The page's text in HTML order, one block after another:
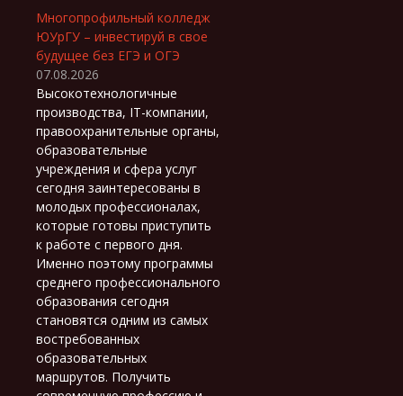
Многопрофильный колледж
ЮУрГУ – инвестируй в свое
будущее без ЕГЭ и ОГЭ
07.08.2026
Высокотехнологичные
производства, IT-компании,
правоохранительные органы,
образовательные
учреждения и сфера услуг
сегодня заинтересованы в
молодых профессионалах,
которые готовы приступить
к работе с первого дня.
Именно поэтому программы
среднего профессионального
образования сегодня
становятся одним из самых
востребованных
образовательных
маршрутов. Получить